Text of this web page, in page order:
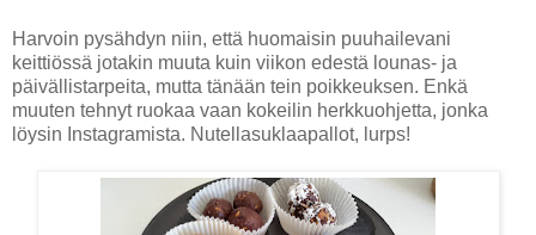
Harvoin pysähdyn niin, että huomaisin puuhailevani
keittiössä jotakin muuta kuin viikon edestä lounas- ja
päivällistarpeita, mutta tänään tein poikkeuksen. Enkä
muuten tehnyt ruokaa vaan kokeilin herkkuohjetta, jonka
löysin Instagramista. Nutellasuklaapallot, lurps!